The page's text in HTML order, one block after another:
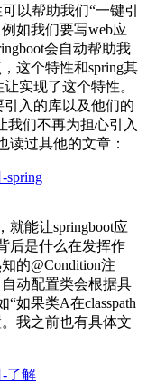
以帮助我们“一键引
如我们要写web应
会自动帮助我
这个特性和spring其
实现了这个特性。
引入的库以及他们的
我们不再为担心引入
读过其他的文章：
spring
就能让springboot应
后是什么在发挥作
的@Condition注
动配置类会根据具
如果类A在classpath
我之前也有具体文
-了解